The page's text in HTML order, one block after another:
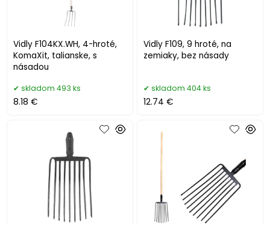
Vidly F104KX.WH, 4-hroté,
KomaXit, talianske, s
násadou
skladom 493 ks
8.18 €
Vidly F109, 9 hroté, na
zemiaky, bez násady
skladom 404 ks
12.74 €